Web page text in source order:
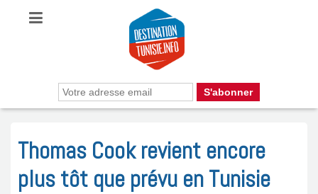
Thomas Cook revient encore
plus tôt que prévu en Tunisie